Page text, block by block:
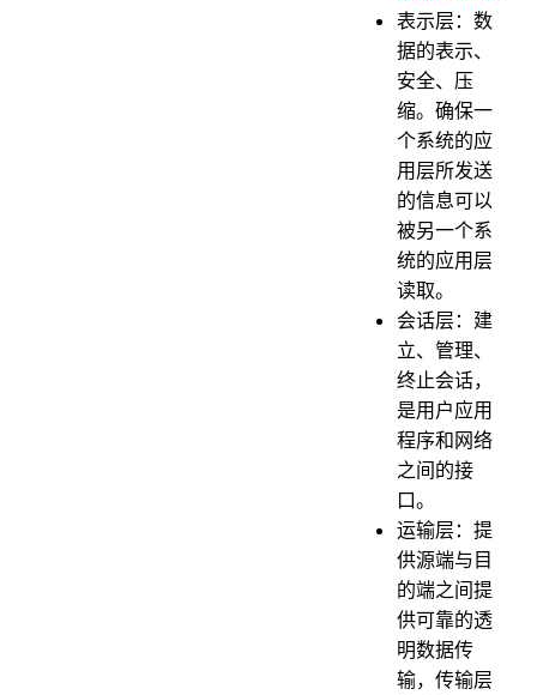
拥塞发生
快速恢复
超时重传
快速重传
表示层：数
据的表示、
安全、压
缩。确保一
个系统的应
用层所发送
的信息可以
被另一个系
统的应用层
读取。
会话层：建
立、管理、
终止会话，
是用户应用
程序和网络
之间的接
口。
运输层：提
供源端与目
的端之间提
供可靠的透
明数据传
输，传输层